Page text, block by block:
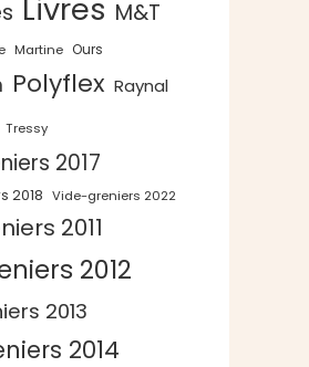
Livres M&T
Martine Ours
Polyflex Raynal
Tressy
2017
2018 Vide-greniers 2022
2011
2012
2013
2014